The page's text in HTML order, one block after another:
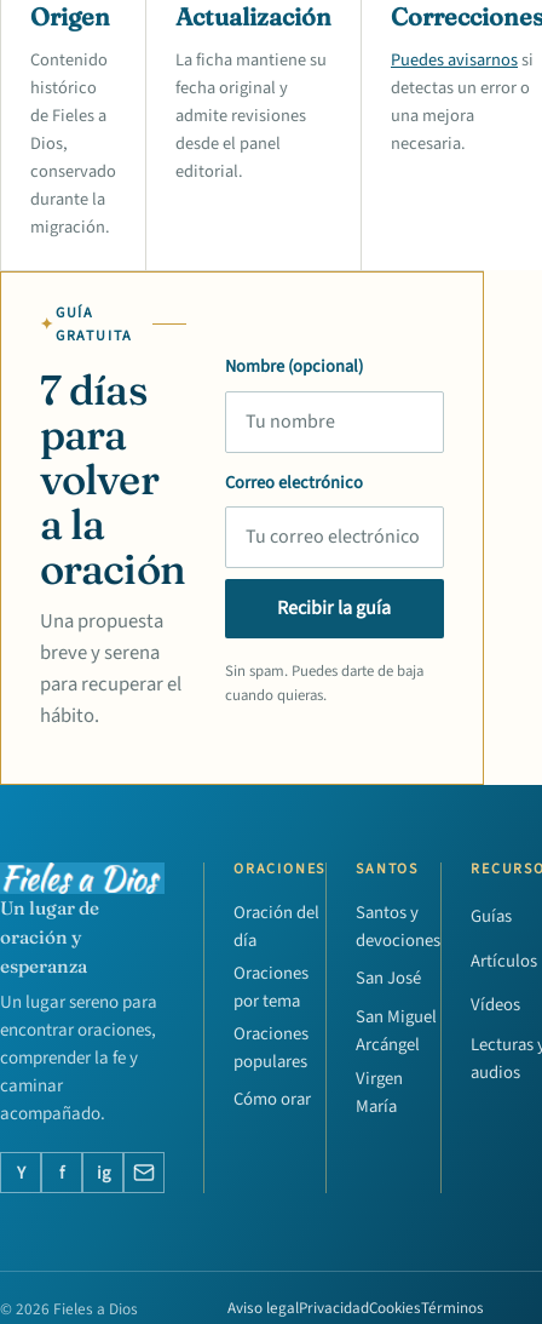
Origen
Contenido
histórico
de Fieles a
Dios,
conservado
durante la
migración.
Actualización
La ficha mantiene su
fecha original y
admite revisiones
desde el panel
editorial.
Puedes avisarnossi
detectas un error o
una mejora
necesaria.
GUÍA
GRATUITA
7 días
para
volver
a la
oración
Una propuesta
breve y serena
para recuperar el
hábito.
Nombre (opcional)
Correo electrónico
Recibir la guía
Sin spam. Puedes darte de baja
cuando quieras.
Un lugar de
oración y
esperanza
Un lugar sereno para
encontrar oraciones,
comprender la fe y
caminar
acompañado.
Y f ig
ORACIONES
Oración del
día
Oraciones
por tema
Oraciones
populares
Cómo orar
SANTOS
Santos y
devociones
San José
San Miguel
Arcángel
Virgen
María
Guías
Artículos
Vídeos
Lecturas
audios
© 2026 Fieles a Dios Aviso legalPrivacidadCookiesTérminos